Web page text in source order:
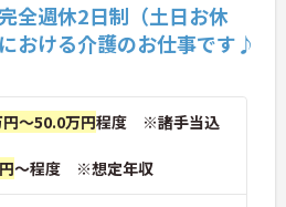
全週休2日制（土日お休
おける介護のお仕事です♪
～50.0万円程度 ※諸手当込
～程度 ※想定年収